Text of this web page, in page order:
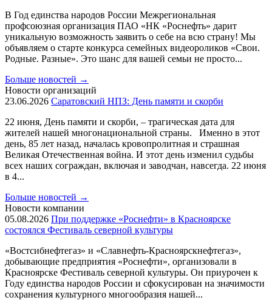
В Год единства народов России Межрегиональная
профсоюзная организация ПАО «НК «Роснефть» дарит
уникальную возможность заявить о себе на всю страну! Мы
объявляем о старте конкурса семейных видеороликов «Свои.
Родные. Разные». Это шанс для вашей семьи не просто...
Больше новостей →
Новости организаций
23.06.2026 Саратовский НПЗ: День памяти и скорби
22 июня, День памяти и скорби, – трагическая дата для
жителей нашей многонациональной страны. Именно в этот
день, 85 лет назад, началась кровопролитная и страшная
Великая Отечественная война. И этот день изменил судьбы
всех наших сограждан, включая и заводчан, навсегда. 22 июня
в 4...
Больше новостей →
Новости компании
05.08.2026 При поддержке «Роснефти» в Красноярске
состоялся Фестиваль северной культуры
«Востсибнефтегаз» и «Славнефть-Красноярскнефтегаз»,
добывающие предприятия «Роснефти», организовали в
Красноярске Фестиваль северной культуры. Он приурочен к
Году единства народов России и сфокусирован на значимости
сохранения культурного многообразия нашей...